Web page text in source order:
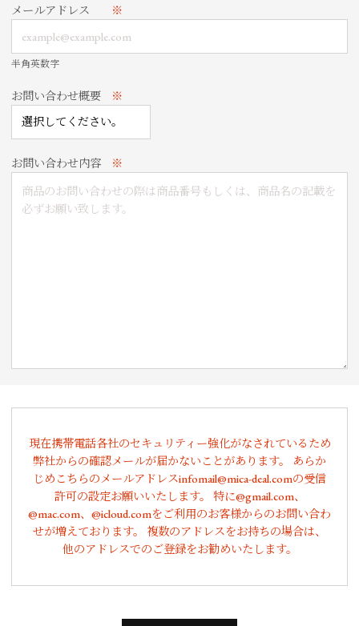
メールアドレス ※
半角英数字
お問い合わせ概要 ※
お問い合わせ内容 ※
現在携帯電話各社のセキュリティー強化がなされているため
弊社からの確認メールが届かないことがあります。 あらか
じめこちらのメールアドレスinfomail@mica-deal.comの受信
許可の設定お願いいたします。 特に@gmail.com、
@mac.com、@icloud.comをご利用のお客様からのお問い合わ
せが増えております。 複数のアドレスをお持ちの場合は、
他のアドレスでのご登録をお勧めいたします。